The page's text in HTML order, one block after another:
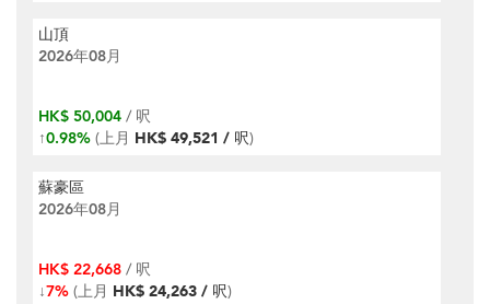
山頂
2026年08月
HK$ 50,004 / 呎
↑0.98% (上月 HK$ 49,521 / 呎)
蘇豪區
2026年08月
HK$ 22,668 / 呎
↓7% (上月 HK$ 24,263 / 呎)